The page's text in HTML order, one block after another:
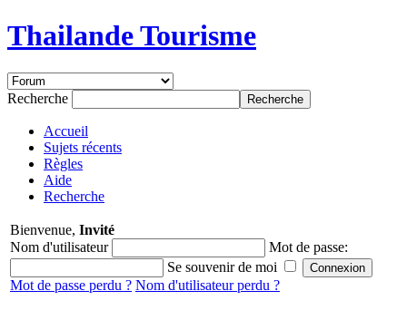
Thailande Tourisme
Recherche
Accueil
Sujets récents
Règles
Aide
Recherche
Bienvenue, Invité
Nom d'utilisateur
Mot de passe:
Se souvenir de moi
Mot de passe perdu ? Nom d'utilisateur perdu ?